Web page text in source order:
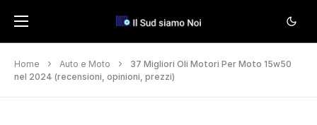
Home Auto e Moto
37 Migliori Oli Motori Per Moto 15w50
nel 2024 (recensioni, opinioni, prezzi)